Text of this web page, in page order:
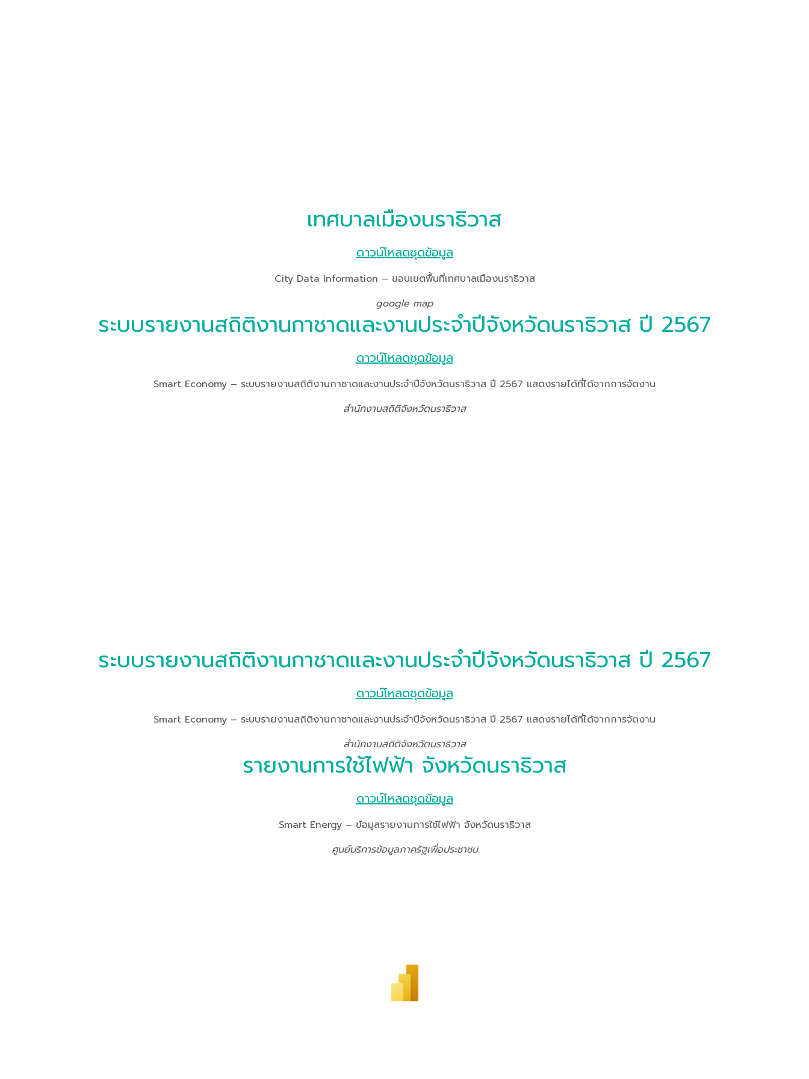
เทศบาลเมืองนราธิวาส
ดาวน์โหลดชุดข้อมูล
City Data Information – ขอบเขตพื้นที่เทศบาลเมืองนราธิวาส
google map
ระบบรายงานสถิติงานกาชาดและงานประจำปีจังหวัดนราธิวาส ปี 2567
ดาวน์โหลดชุดข้อมูล
Smart Economy – ระบบรายงานสถิติงานกาชาดและงานประจำปีจังหวัดนราธิวาส ปี 2567 แสดงรายได้ที่ได้จากการจัดงาน
สำนักงานสถิติจังหวัดนราธิวาส
ระบบรายงานสถิติงานกาชาดและงานประจำปีจังหวัดนราธิวาส ปี 2567
ดาวน์โหลดชุดข้อมูล
Smart Economy – ระบบรายงานสถิติงานกาชาดและงานประจำปีจังหวัดนราธิวาส ปี 2567 แสดงรายได้ที่ได้จากการจัดงาน
สำนักงานสถิติจังหวัดนราธิวาส
รายงานการใช้ไฟฟ้า จังหวัดนราธิวาส
ดาวน์โหลดชุดข้อมูล
Smart Energy – ข้อมูลรายงานการใช้ไฟฟ้า จังหวัดนราธิวาส
ศูนย์บริการข้อมูลภาครัฐเพื่อประชาชน